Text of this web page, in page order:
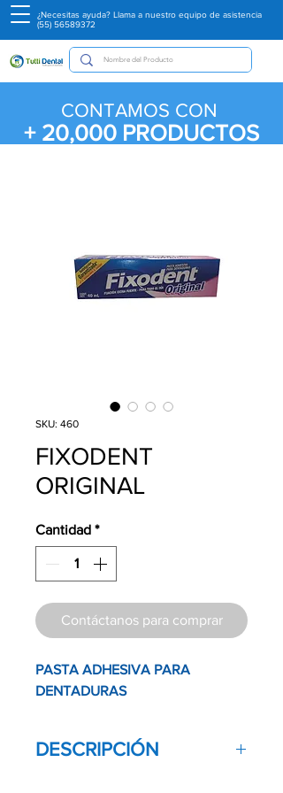
¿Necesitas ayuda? Llama a nuestro equipo de asistencia
(55) 56589372
CONTAMOS CON
+ 20,000 PRODUCTOS
SKU: 460
FIXODENT
ORIGINAL
Cantidad *
Contáctanos para comprar
PASTA ADHESIVA PARA
DENTADURAS
DESCRIPCIÓN